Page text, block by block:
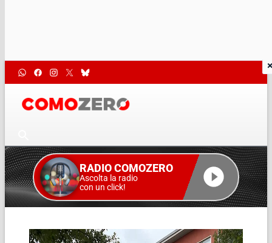
RADIO COMOZERO
Ascolta la radio
con un click!